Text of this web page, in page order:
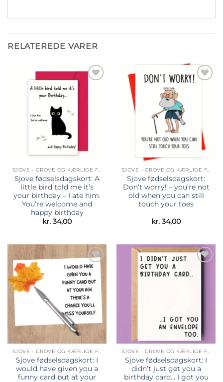
RELATEREDE VARER
SJOVE - GROVE OG KÆRLIGE FØDSELSDAGSKORT
Sjove fødselsdagskort: A
little bird told me it’s
your birthday – I ate him.
You’re welcome and
happy birthday
kr. 34,00
SJOVE - GROVE OG KÆRLIGE FØDSELSDAGSKORT
Sjove fødselsdagskort:
Don’t worry! – you’re not
old when you can still
touch your toes
kr. 34,00
Tilføj til
ønskeliste
SJOVE - GROVE OG KÆRLIGE FØDSELSDAGSKORT
Sjove fødselsdagskort: I
would have given you a
funny card but at your
ønskeliste
SJOVE - GROVE OG KÆRLIGE FØDSELSDAGSKORT
Sjove fødselsdagskort: I
didn’t just get you a
birthday card… I got you